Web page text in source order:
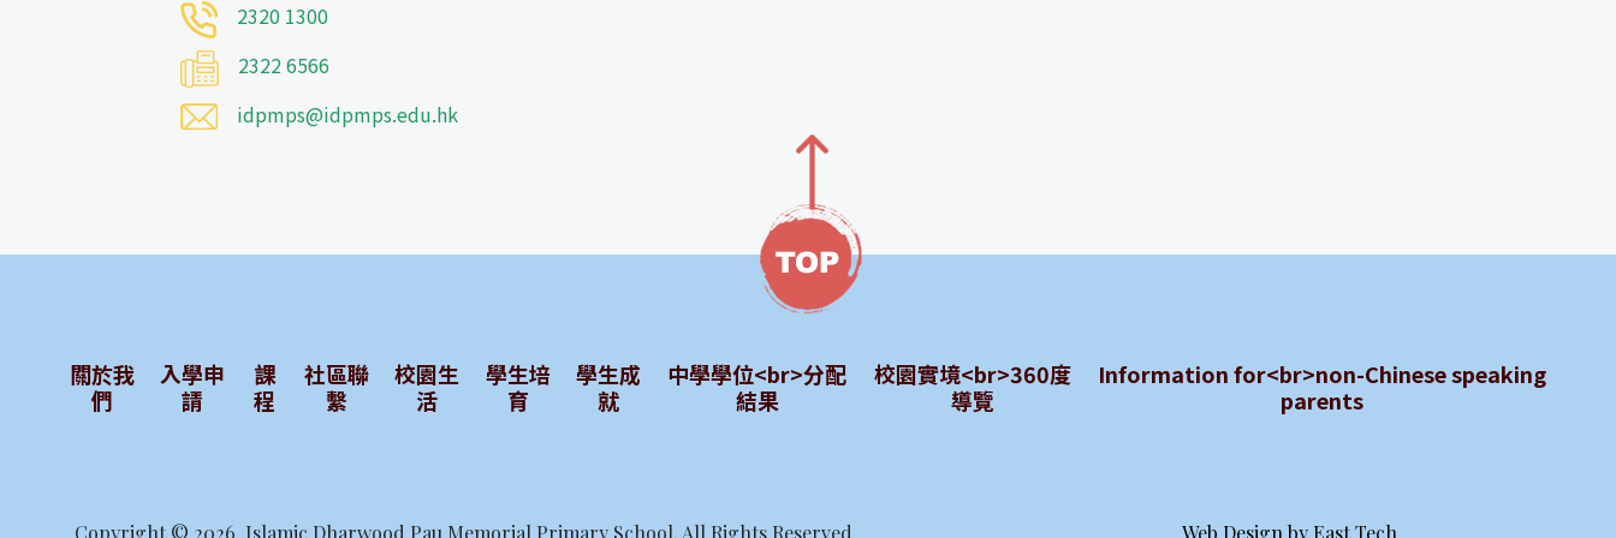
2320 1300
2322 6566
idpmps@idpmps.edu.hk
關於我
們
入學申
請
課
程
社區聯
繫
校園生
活
學生培
育
學生成
就
中學學位<br>分配
結果
校園實境<br>360度
導覽
Information for<br>non-Chinese speaking
parents
Copyright © 2026. Islamic Dharwood Pau Memorial Primary School, All Rights Reserved Web Design byEast Tech